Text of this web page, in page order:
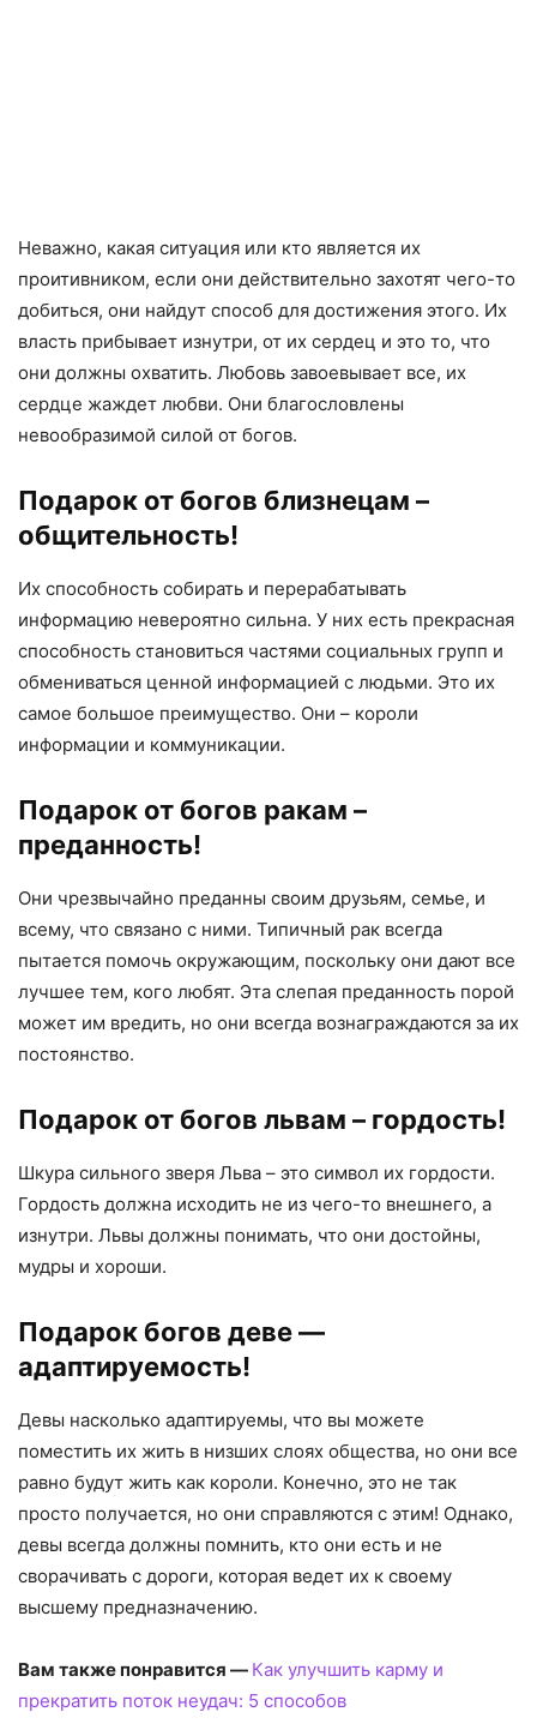
Неважно, какая ситуация или кто является их
проитивником, если они действительно захотят чего-то
добиться, они найдут способ для достижения этого. Их
власть прибывает изнутри, от их сердец и это то, что
они должны охватить. Любовь завоевывает все, их
сердце жаждет любви. Они благословлены
невообразимой силой от богов.
Подарок от богов близнецам –
общительность!
Их способность собирать и перерабатывать
информацию невероятно сильна. У них есть прекрасная
способность становиться частями социальных групп и
обмениваться ценной информацией с людьми. Это их
самое большое преимущество. Они – короли
информации и коммуникации.
Подарок от богов ракам –
преданность!
Они чрезвычайно преданны своим друзьям, семье, и
всему, что связано с ними. Типичный рак всегда
пытается помочь окружающим, поскольку они дают все
лучшее тем, кого любят. Эта слепая преданность порой
может им вредить, но они всегда вознаграждаются за их
постоянство.
Подарок от богов львам – гордость!
Шкура сильного зверя Льва – это символ их гордости.
Гордость должна исходить не из чего-то внешнего, а
изнутри. Львы должны понимать, что они достойны,
мудры и хороши.
Подарок богов деве —
адаптируемость!
Девы насколько адаптируемы, что вы можете
поместить их жить в низших слоях общества, но они все
равно будут жить как короли. Конечно, это не так
просто получается, но они справляются с этим! Однако,
девы всегда должны помнить, кто они есть и не
сворачивать с дороги, которая ведет их к своему
высшему предназначению.
Вам также понравится — Как улучшить карму и
прекратить поток неудач: 5 способов